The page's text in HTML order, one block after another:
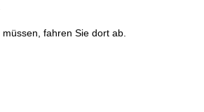
fahren Sie dort ab.